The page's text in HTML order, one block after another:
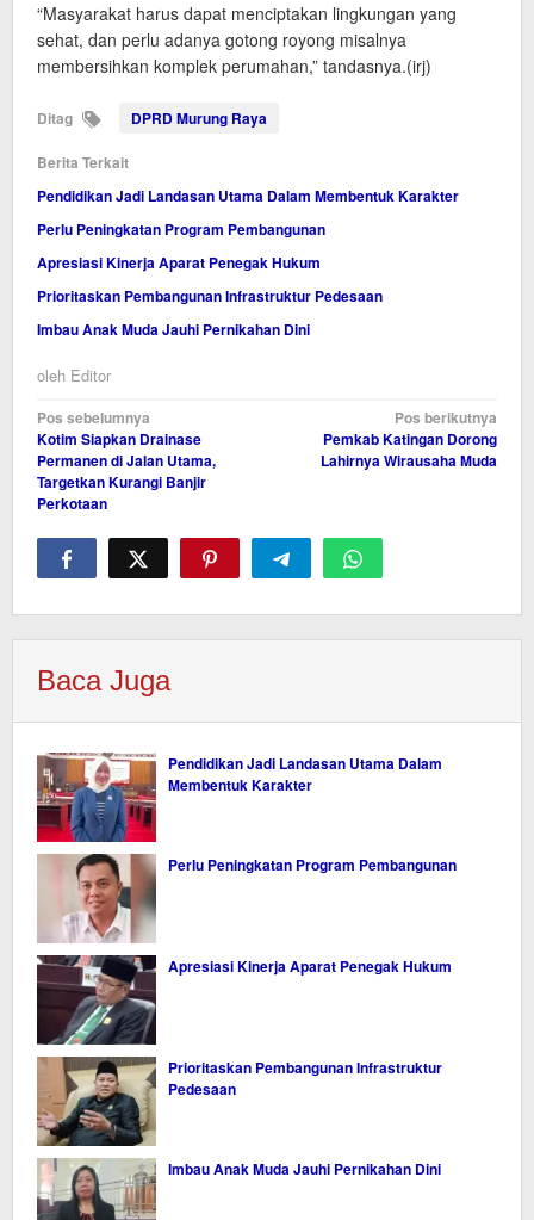
“Masyarakat harus dapat menciptakan lingkungan yang
sehat, dan perlu adanya gotong royong misalnya
membersihkan komplek perumahan,” tandasnya.(irj)
Ditag DPRD Murung Raya
Berita Terkait
Pendidikan Jadi Landasan Utama Dalam Membentuk Karakter
Perlu Peningkatan Program Pembangunan
Apresiasi Kinerja Aparat Penegak Hukum
Prioritaskan Pembangunan Infrastruktur Pedesaan
Imbau Anak Muda Jauhi Pernikahan Dini
oleh Editor
Navigasi
pos
Pos sebelumnya
Kotim Siapkan Drainase
Permanen di Jalan Utama,
Targetkan Kurangi Banjir
Perkotaan
Pos berikutnya
Pemkab Katingan Dorong
Lahirnya Wirausaha Muda
Baca Juga
Pendidikan Jadi Landasan Utama Dalam
Membentuk Karakter
Perlu Peningkatan Program Pembangunan
Apresiasi Kinerja Aparat Penegak Hukum
Prioritaskan Pembangunan Infrastruktur
Pedesaan
Imbau Anak Muda Jauhi Pernikahan Dini